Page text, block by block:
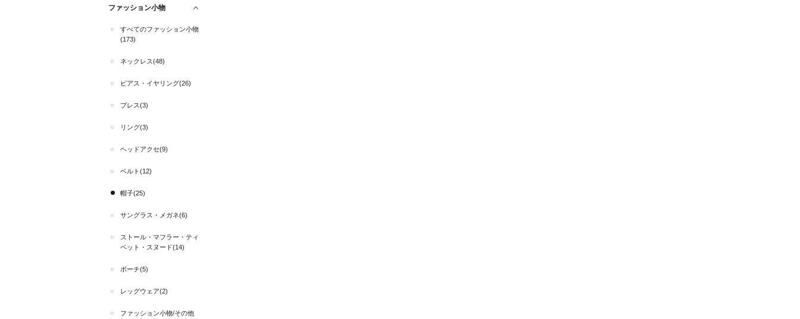
ファッション小物
すべてのファッション小物
(173)
ネックレス(48)
ピアス・イヤリング(26)
ブレス(3)
リング(3)
ヘッドアクセ(9)
ベルト(12)
帽子(25)
サングラス・メガネ(6)
ストール・マフラー・ティ
ペット・スヌード(14)
ポーチ(5)
レッグウェア(2)
ファッション小物/その他